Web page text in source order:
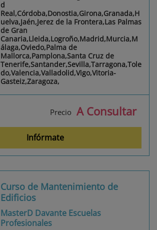
d
Real,Córdoba,Donostia,Girona,Granada,H
uelva,Jaén,Jerez de la Frontera,Las Palmas
de Gran
Canaria,Lleida,Logroño,Madrid,Murcia,M
álaga,Oviedo,Palma de
Mallorca,Pamplona,Santa Cruz de
Tenerife,Santander,Sevilla,Tarragona,Tole
do,Valencia,Valladolid,Vigo,Vitoria-
Gasteiz,Zaragoza,
Precio A Consultar
Infórmate
Curso de Mantenimiento de
Edificios
MasterD Davante Escuelas
Profesionales